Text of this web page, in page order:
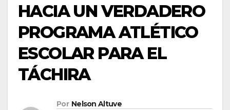
HACIA UN VERDADERO
PROGRAMA ATLÉTICO
ESCOLAR PARA EL
TÁCHIRA
Por Nelson Altuve